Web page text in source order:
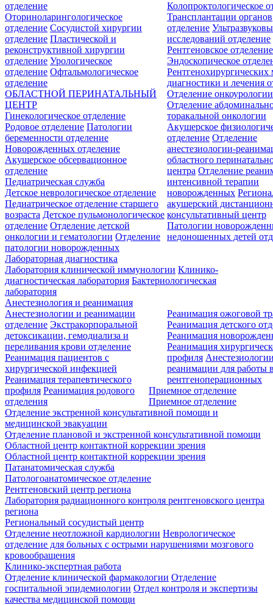
отделение
Оториноларингологическое
отделение Сосудистой хирургии
отделение Пластической и
реконструктивной хирургии
отделение Урологическое
отделение Офтальмологическое
отделение
Колопроктологическое
Трансплантации органов
отделение
исследований отделение
Рентгеновское отделение
Эндоскопическое
Рентгенохирургических
диагностики и лечения
Отделение онкоурологии
Отделение
торакальной онкологии
ОБЛАСТНОЙ ПЕРИНАТАЛЬНЫЙ
ЦЕНТР
Гинекологическое отделение
Родовое отделение Патологии
беременности отделение
Новорожденных отделение
Акушерское обсервационное
отделение
Акушерское
отделение Отделение
анестезиологии-
областного
центра Отделение
интенсивной терапии
новорожденных
акушерский
консультативный центр
Патологии
недоношенных детей
Педиатрическая служба
Детское неврологическое отделение
Педиатрическое отделение старшего
возраста Детское пульмонологическое
отделение Отделение детской
онкологии и гематологии Отделение
патологии новорожденных
Лабораторная диагностика
Лаборатория клинической иммунологии Клинико-
диагностическая лаборатория Бактериологическая
лаборатория
Анестезиология и реанимация
Анестезиологии и реанимации
отделение Экстракорпоральной
детоксикации, гемодиализа и
переливания крови отделение
Реанимация пациентов с
хирургической инфекцией
Реанимация терапевтического
профиля Реанимация родового
отделения
Реанимация ожоговой
Реанимация детского
Реанимация
Реанимация
профиля
реанимации для работы
рентгеноперационных
Приемное отделение
Приемное отделение
Отделение экстренной консультативной помощи и
медицинской эвакуации
Отделение плановой и экстренной консультативной помощи
Областной центр контактной коррекции зрения
Областной центр контактной коррекции зрения
Патанатомическая служба
Патологоанатомическое отделение
Рентгеновский центр региона
Лаборатория радиационного контроля рентгеновского центра
региона
Региональный сосудистый центр
Отделение неотложной кардиологии Неврологическое
отделение для больных с острыми нарушениями мозгового
кровообращения
Клинико-экспертная работа
Отделение клинической фармакологии Отделение
госпитальной эпидемиологии Отдел контроля и экспертизы
качества медицинской помощи